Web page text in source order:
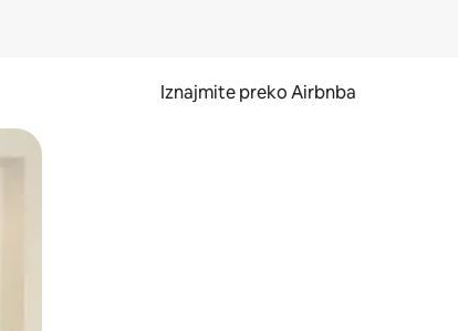
Iznajmite preko Airbnba